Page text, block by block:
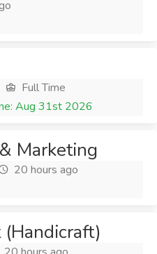
Full Time
Aug 31st 2026
Marketing
20 hours ago